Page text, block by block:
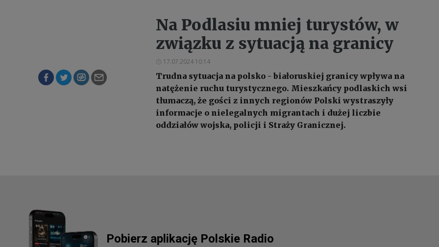
Na Podlasiu mniej turystów, w
związku z sytuacją na granicy
17.07.2024 10:14
Trudna sytuacja na polsko - białoruskiej granicy wpływa na
natężenie ruchu turystycznego. Mieszkańcy podlaskich wsi
tłumaczą, że gości z innych regionów Polski wystraszyły
informacje o nielegalnych migrantach i dużej liczbie
oddziałów wojska, policji i Straży Granicznej.
Pobierz aplikację Polskie Radio